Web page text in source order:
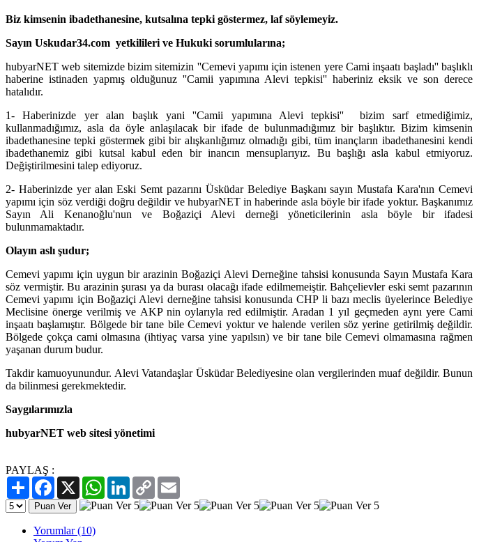
Biz kimsenin ibadethanesine, kutsalına tepki göstermez, laf söylemeyiz.
Sayın Uskudar34.com yetkilileri ve Hukuki sorumlularına;
hubyarNET web sitemizde bizim sitemizin ''Cemevi yapımı için istenen yere Cami inşaatı başladı'' başlıklı
haberine istinaden yapmış olduğunuz ''Camii yapımına Alevi tepkisi'' haberiniz eksik ve son derece
hatalıdır.
1- Haberinizde yer alan başlık yani ''Camii yapımına Alevi tepkisi'' bizim sarf etmediğimiz,
kullanmadığımız, asla da öyle anlaşılacak bir ifade de bulunmadığımız bir başlıktır. Bizim kimsenin
ibadethanesine tepki göstermek gibi bir alışkanlığımız olmadığı gibi, tüm inançların ibadethanesini kendi
ibadethanemiz gibi kutsal kabul eden bir inancın mensuplarıyız. Bu başlığı asla kabul etmiyoruz.
Değiştirilmesini talep ediyoruz.
2- Haberinizde yer alan Eski Semt pazarını Üsküdar Belediye Başkanı sayın Mustafa Kara'nın Cemevi
yapımı için söz verdiği doğru değildir ve hubyarNET in haberinde asla böyle bir ifade yoktur. Başkanımız
Sayın Ali Kenanoğlu'nun ve Boğaziçi Alevi derneği yöneticilerinin asla böyle bir ifadesi
bulunmamaktadır.
Olayın aslı şudur;
Cemevi yapımı için uygun bir arazinin Boğaziçi Alevi Derneğine tahsisi konusunda Sayın Mustafa Kara
söz vermiştir. Bu arazinin şurası ya da burası olacağı ifade edilmemeiştir. Bahçelievler eski semt pazarının
Cemevi yapımı için Boğaziçi Alevi derneğine tahsisi konusunda CHP li bazı meclis üyelerince Belediye
Meclisine önerge verilmiş ve AKP nin oylarıyla red edilmiştir. Aradan 1 yıl geçmeden aynı yere Cami
inşaatı başlamıştır. Bölgede bir tane bile Cemevi yoktur ve halende verilen söz yerine getirilmiş değildir.
Bölgede çokça cami olmasına (ihtiyaç varsa yine yapılsın) ve bir tane bile Cemevi olmamasına rağmen
yaşanan durum budur.
Takdir kamuoyunundur. Alevi Vatandaşlar Üsküdar Belediyesine olan vergilerinden muaf değildir. Bunun
da bilinmesi gerekmektedir.
Saygılarımızla
hubyarNET web sitesi yönetimi
PAYLAŞ :
PaylaşFacebook
X WhatsAppLinkedIn
Copy
Link
Yorumlar (10)